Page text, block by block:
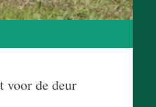
voor de deur